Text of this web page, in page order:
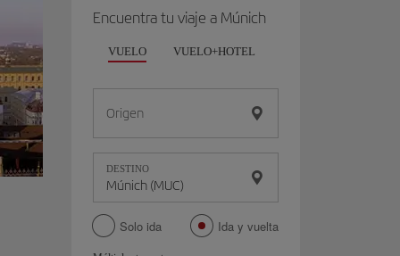
Encuentra tu viaje a Múnich
VUELO VUELO+HOTEL
Origen
DESTINO
Solo ida Ida y vuelta